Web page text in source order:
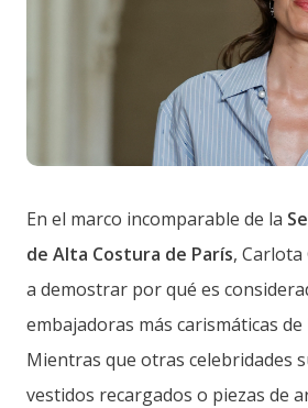
En el marco incomparable de la
de Alta Costura de París,
a demostrar por qué es
embajadoras más carismáticas de
Mientras que otras celebridades
vestidos recargados o piezas de